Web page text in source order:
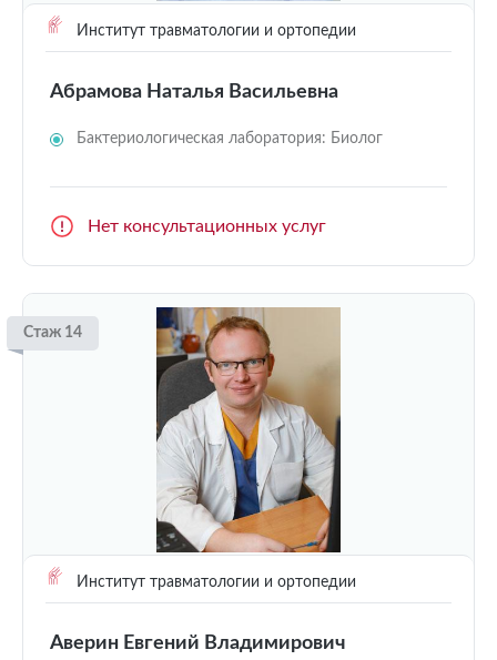
Институт травматологии и ортопедии
Абрамова Наталья Васильевна
Бактериологическая лаборатория: Биолог
Нет консультационных услуг
Стаж 14
Институт травматологии и ортопедии
Аверин Евгений Владимирович